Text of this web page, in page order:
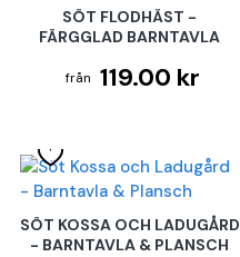
SÖT FLODHÄST -
FÄRGGLAD BARNTAVLA
119.00 kr
SÖT KOSSA OCH LADUGÅRD
- BARNTAVLA & PLANSCH